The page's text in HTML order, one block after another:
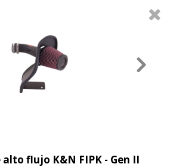
0
flujo K&N FIPK - Gen II